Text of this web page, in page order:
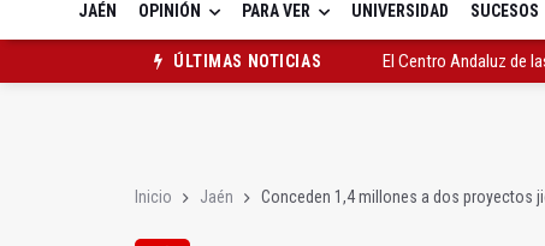
JAÉN OPINIÓN PARA VER UNIVERSIDAD SUCESOS
ÚLTIMAS NOTICIAS
El Centro Andaluz de
Inicio Jaén Conceden 1,4 millones a dos proyectos